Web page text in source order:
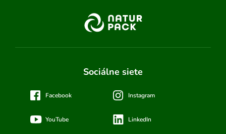
Sociálne siete
Facebook Instagram
YouTube LinkedIn